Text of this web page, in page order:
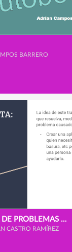
BARRERO
SOLUCIONADOR DE PROBLEMAS COVID
CASTRO RAMÍREZ